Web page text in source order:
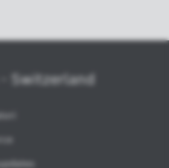
Switzerland